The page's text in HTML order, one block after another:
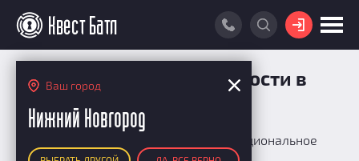
Ваш город
Нижний Новгород
ВОЙТИ
Лучшие квесты в реальности в
Нижнем Новгороде
Живая командная игра влияет на эмоциональное
счастье игроков. Это факт!